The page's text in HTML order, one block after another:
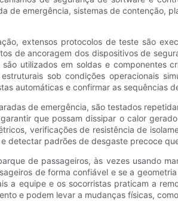
de emergência, sistemas de contenção,
extensos protocolos de teste são
de ancoragem dos dispositivos de
utilizados em soldas e componentes
sob condições operacionais
automáticas e confirmar as sequências
de emergência, são testados
que possam dissipar o calor
verificações de resistência de
detectar padrões de desgaste precoce
de passageiros, às vezes usando
de forma confiável e se a
a equipe e os socorristas praticam a
e podem levar a mudanças físicas,